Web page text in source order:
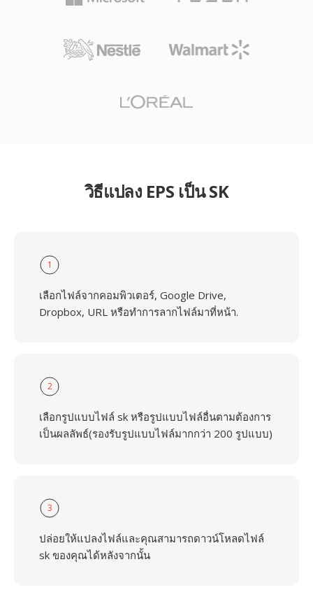
วิธีแปลง EPS เป็น SK
1
เลือกไฟล์จากคอมพิวเตอร์, Google Drive,
Dropbox, URL หรือทำการลากไฟล์มาที่หน้า.
2
เลือกรูปแบบไฟล์ sk หรือรูปแบบไฟล์อื่นตามต้องการ
เป็นผลลัพธ์(รองรับรูปแบบไฟล์มากกว่า 200 รูปแบบ)
3
ปล่อยให้แปลงไฟล์และคุณสามารถดาวน์โหลดไฟล์
sk ของคุณได้หลังจากนั้น